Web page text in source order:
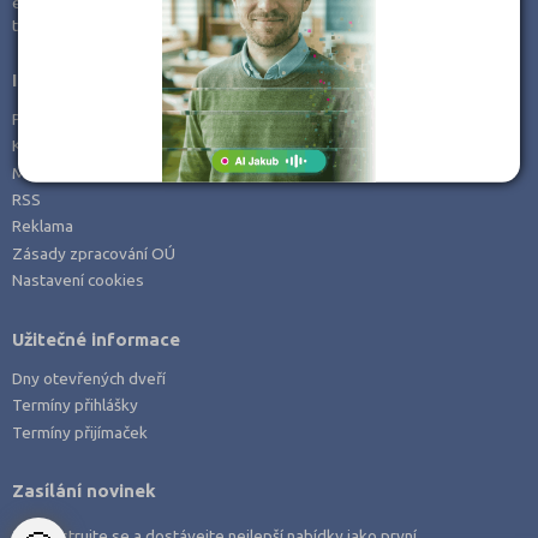
Zemědělské a ekologické
tel:
+420 606 411 115
Informace
Prohlášení o přístupnosti
Kontakt
Mapa serveru
RSS
Reklama
Zásady zpracování OÚ
Nastavení cookies
Užitečné informace
Dny otevřených dveří
Termíny přihlášky
Termíny přijímaček
Zasílání novinek